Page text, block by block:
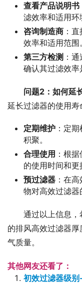
查看产品说明书
滤效率和适用环
咨询制造商 ：
效率和适用范围。
第三方检测 ：
确认其过滤效率
问题2：如何延
延长过滤器的使用寿
定期维护 ：定
积聚。
合理使用 ：根
的使用时间和更
预过滤器 ：在
物对高效过滤器
通过以上信息
的排风高效过滤器
气质量。
其他网友还看了：
初效过滤器级